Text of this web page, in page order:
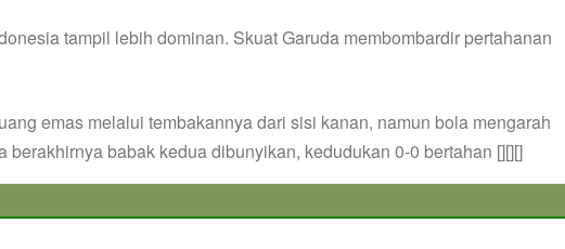
tampil lebih dominan. Skuat Garuda membombardir pertahanan
emas melalui tembakannya dari sisi kanan, namun bola mengarah
babak kedua dibunyikan, kedudukan 0-0 bertahan [][][]